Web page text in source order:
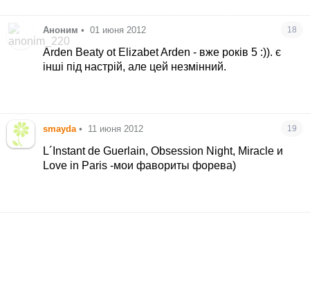
Аноним • 01 июня 2012 18
Arden Beaty ot Elizabet Arden - вже років 5 :)). є
інші під настрій, але цей незмінний.
smayda • 11 июня 2012 19
L´Instant de Guerlain, Obsession Night, Miracle и
Love in Paris -мои фавориты форева)